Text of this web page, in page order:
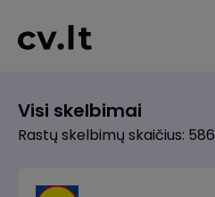
Visi skelbimai
Rastų skelbimų skaičius: 586